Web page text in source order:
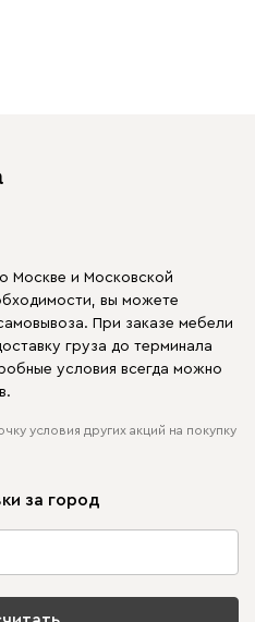
Москве и Московской
вы можете
При заказе мебели
груза до терминала
условия всегда можно
условия других акций на покупку
за город